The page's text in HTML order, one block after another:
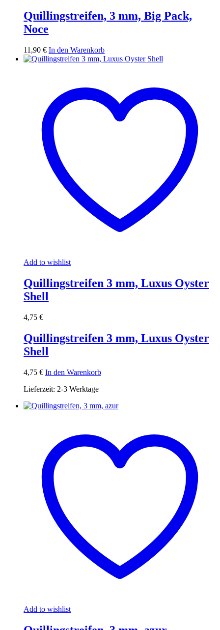
Quillingstreifen, 3 mm, Big Pack,
Noce
11,90 € In den Warenkorb
Add to wishlist
Quillingstreifen 3 mm, Luxus Oyster
Shell
4,75 €
Quillingstreifen 3 mm, Luxus Oyster
Shell
4,75 € In den Warenkorb
Lieferzeit: 2-3 Werktage
Add to wishlist